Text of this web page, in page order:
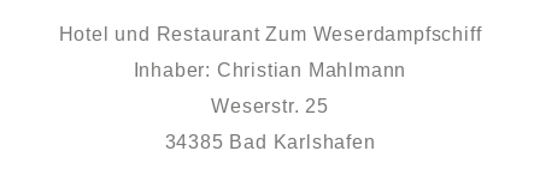
Hotel und Restaurant Zum Weserdampfschiff
Inhaber: Christian Mahlmann
Weserstr. 25
34385 Bad Karlshafen